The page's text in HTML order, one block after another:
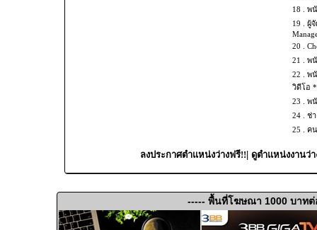
18 . พ
19 . ผู้
20 .
21 . พ
22 . พ
วิดีโอ
23 . พ
24 . ช่
25 .
ค
ลงประกาศตำแหน่งว่างฟรี!!| ดูตำแหน่งงานว่
----- พื้นที่โฆษณา 1000 บาทต่